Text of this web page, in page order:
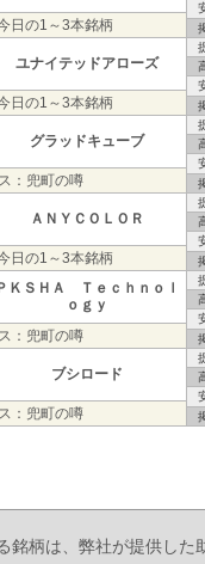
日の1～3本銘柄
ユナイテッドアローズ
日の1～3本銘柄
グラッドキューブ
：兜町の噂
ＡＮＹＣＯＬＯＲ
日の1～3本銘柄
ＫＳＨＡ Ｔｅｃｈｎｏｌ
ｏｇｙ
：兜町の噂
ブシロード
：兜町の噂
銘柄は、弊社が提供した